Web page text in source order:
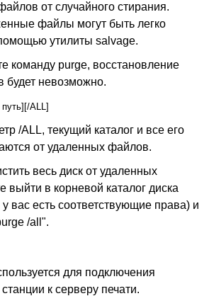
от случайного стирания.
файлы могут быть легко
утилиты salvage.
команду purge, восстановление
будет невозможно.
ALL]
/ALL, текущий каталог и все его
от удаленных файлов.
весь диск от удаленных
в корневой каталог диска
вас есть соответствующие права) и
/all".
для подключения
к серверу печати.